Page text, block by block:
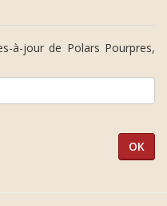
à-jour de Polars Pourpres,